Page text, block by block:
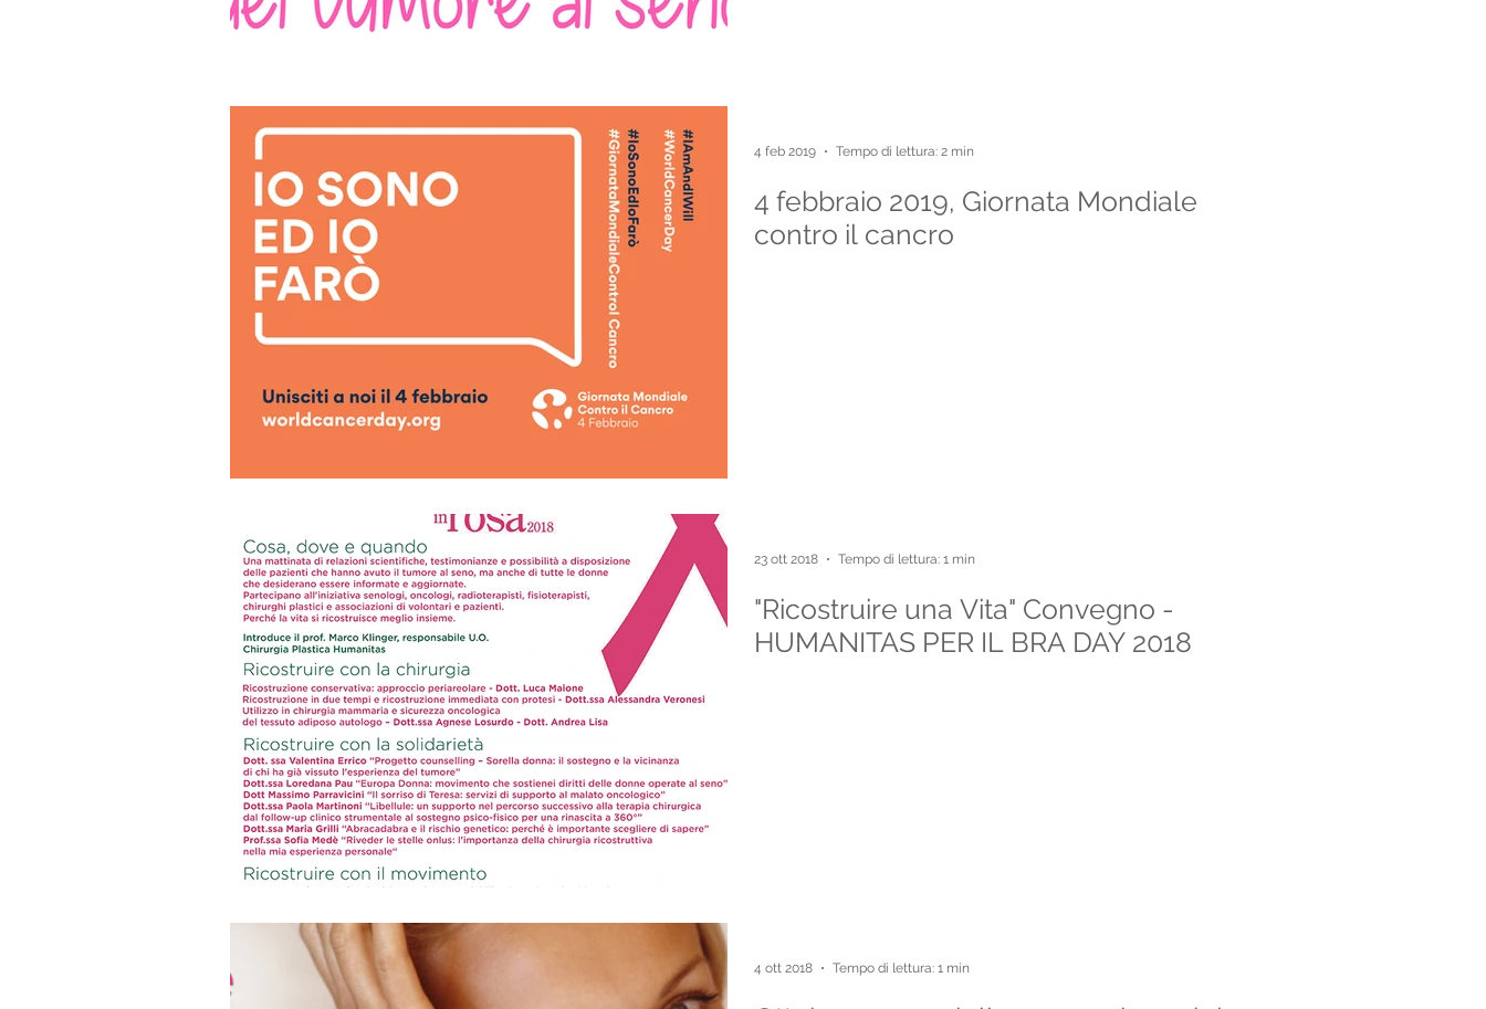
4 febbraio 2019, Giornata Mondiale
contro il cancro
4 feb 2019 Tempo di lettura: 2 min
"Ricostruire una Vita" Convegno -
HUMANITAS PER IL BRA DAY 2018
23 ott 2018 Tempo di lettura: 1 min
4 ott 2018 Tempo di lettura: 1 min